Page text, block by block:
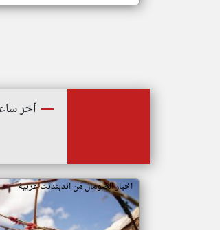
أخر
اخبار الصومال من اندبندنت عربية